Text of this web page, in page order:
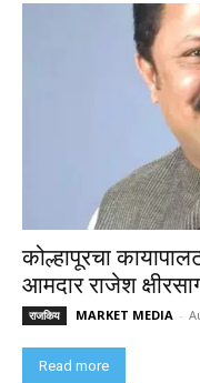
कोल्हापूरचा
आमदार राजेश
राजकिय MARKET MEDIA -
Read more